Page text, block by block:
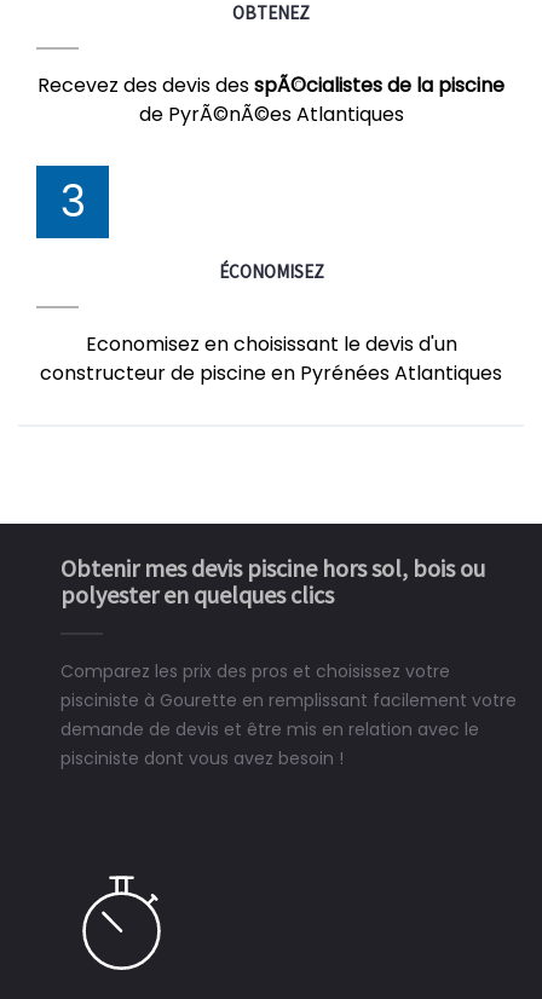
OBTENEZ
Recevez des devis desspÃ©cialistes de la piscine
de PyrÃ©nÃ©es Atlantiques
3
ÉCONOMISEZ
Economisez en choisissant le devis d'un
constructeur de piscine en Pyrénées Atlantiques
Obtenir mes devis piscine hors sol, bois ou
polyester en quelques clics
Comparez les prix des pros et choisissez votre
pisciniste à Gourette en remplissant facilement votre
demande de devis et être mis en relation avec le
pisciniste dont vous avez besoin !